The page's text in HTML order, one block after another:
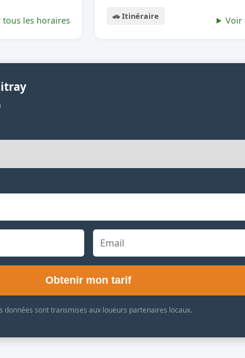
tous les horaires 🚗 Itinéraire Voir
Obtenir mon tarif
données sont transmises aux loueurs partenaires locaux.